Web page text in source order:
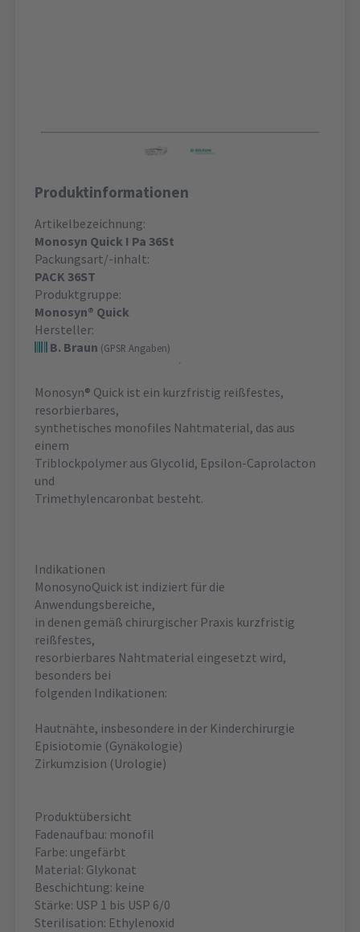
Produktinformationen
Artikelbezeichnung:
Monosyn Quick ! Pa 36St
Packungsart/-inhalt:
PACK 36ST
Produktgruppe:
Monosyn® Quick
Hersteller:
B. Braun (GPSR Angaben)
Monosyn® Quick ist ein kurzfristig reißfestes,
resorbierbares,
synthetisches monofiles Nahtmaterial, das aus
einem
Triblockpolymer aus Glycolid, Epsilon-Caprolacton
und
Trimethylencaronbat besteht.
Indikationen
MonosynoQuick ist indiziert für die
Anwendungsbereiche,
in denen gemäß chirurgischer Praxis kurzfristig
reißfestes,
resorbierbares Nahtmaterial eingesetzt wird,
besonders bei
folgenden Indikationen:
Hautnähte, insbesondere in der Kinderchirurgie
Episiotomie (Gynäkologie)
Zirkumzision (Urologie)
Produktübersicht
Fadenaufbau: monofil
Farbe: ungefärbt
Material: Glykonat
Beschichtung: keine
Stärke: USP 1 bis USP 6/0
Sterilisation: Ethylenoxid